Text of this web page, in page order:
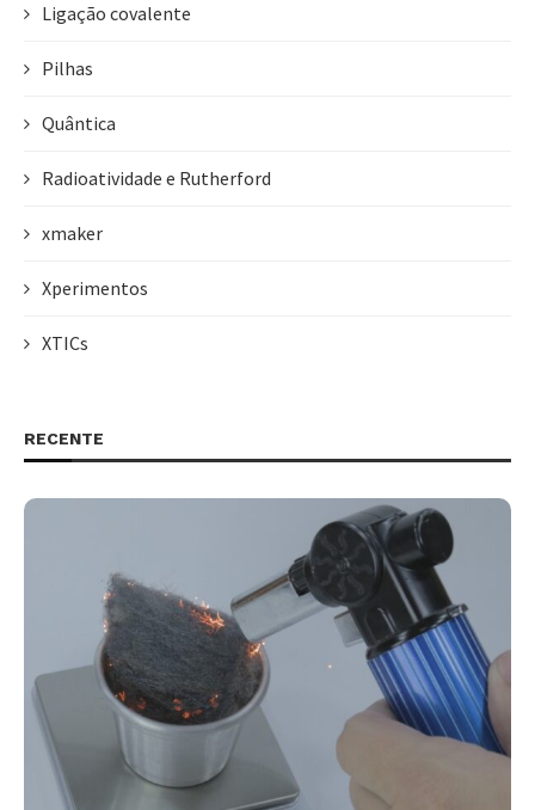
Ligação covalente
Pilhas
Quântica
Radioatividade e Rutherford
xmaker
Xperimentos
XTICs
RECENTE